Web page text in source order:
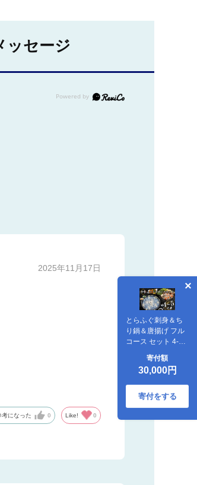
とらふぐ刺身＆ち
り鍋＆唐揚げ フル
コース セット 4-5
人前 冷凍 フグ刺し
高級魚 海鮮鍋 魚介
河豚 本場 下関市 山
口県
寄付額
30,000円
寄付をする
ッセージ
2025年11月17日
考になった 0 Like! 0